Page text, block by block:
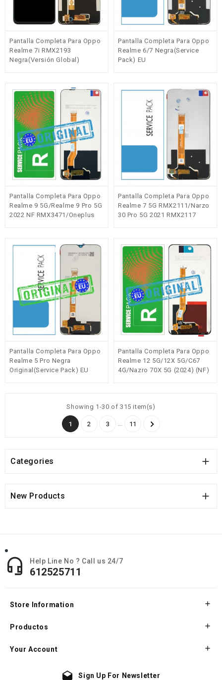
Pantalla Completa Para Oppo
Realme 7i RMX2193
Negra(Versión Global)
Pantalla Completa Para Oppo
Realme 6/7 Negra(Service
Pack) EU
Pantalla Completa Para Oppo
Realme 9 5G/Realme 9 Pro 5G
2022 NF RMX3471/Oneplus
Pantalla Completa Para Oppo
Realme 7 5G RMX2111/Narzo
30 Pro 5G 2021 RMX2117
Fuera de stock
Pantalla Completa Para Oppo
Realme 5 Pro Negra
Original(Service Pack) EU
Pantalla Completa Para Oppo
Realme 12 5G/12X 5G/C67
4G/Nazro 70X 5G (2024) (NF)
Showing 1-30 of 315 item(s)
1 2 3 … 11 
Categories 
New Products 
 Help Line No ? Call us 24/7
612525711
Store Information 
Productos 
Your Account 
drafts Sign Up For Newsletter